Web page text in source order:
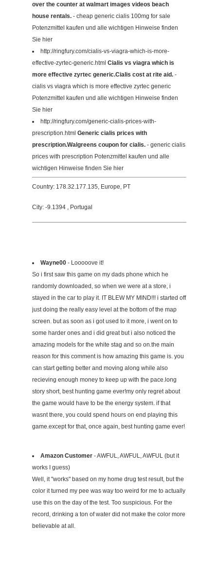
over the counter at walmart images videos beach
house rentals.- cheap generic cialis 100mg for sale
Potenzmittel kaufen und alle wichtigen Hinweise finden
Sie hier
http://ringfury.com/cialis-vs-viagra-which-is-more-
effective-zyrtec-generic.html Cialis vs viagra which is
more effective zyrtec generic.Cialis cost at rite aid.-
cialis vs viagra which is more effective zyrtec generic
Potenzmittel kaufen und alle wichtigen Hinweise finden
Sie hier
http://ringfury.com/generic-cialis-prices-with-
prescription.html Generic cialis prices with
prescription.Walgreens coupon for cialis.- generic cialis
prices with prescription Potenzmittel kaufen und alle
wichtigen Hinweise finden Sie hier
Country: 178.32.177.135, Europe, PT
City: -9.1394 , Portugal
Wayne00- Looooove it!
So i first saw this game on my dads phone which he
randomly downloaded, so when we were at a store, i
stayed in the car to play it. IT BLEW MY MIND!!! i started off
just doing the really easy level at the bottom of the map
screen. but as soon as i got used to it more, i went on to
some harder ones and i did great but i also noticed the
amazing models for the white stag and so on.the main
reason for this comment is how amazing this game is. you
can start getting better and moving along while also
recieving enough money to keep up with the pace.long
story short, best hunting game ever!my only regret about
the game would have to be the energy system. if that
wasnt there, you could spend hours on end playing this
game.except for that, once again, best hunting game ever!
Amazon Customer- AWFUL, AWFUL, AWFUL (but it
works I guess)
Well, it "works" based on my home drug test result, but the
color it turned my pee was way too weird for me to actually
use this on the day of the test. Too suspicious. For the
record, drinking a ton of water did not make the color more
believable at all.